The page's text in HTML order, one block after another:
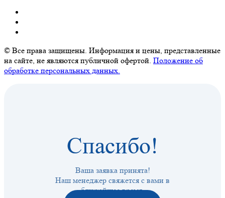
© Все права защищены. Информация и цены, представленные
на сайте, не являются публичной офертой. Положение об
обработке персональных данных.
Спасибо!
Ваша заявка принята!
Наш менеджер свяжется с вами в
ближайшее время.